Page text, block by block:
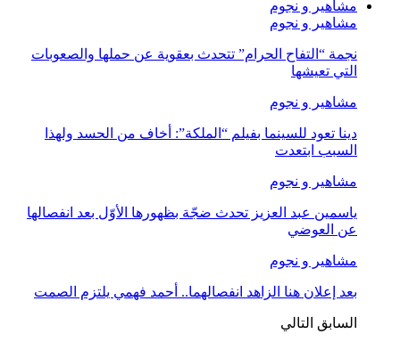
مشاهير و نجوم
مشاهير و نجوم
نجمة “التفاح الحرام” تتحدث بعقوية عن حملها والصعوبات
التي تعيشها
مشاهير و نجوم
دينا تعود للسينما بفيلم “الملكة”: أخاف من الحسد ولهذا
السبب ابتعدت
مشاهير و نجوم
ياسمين عبد العزيز تحدث ضجّة بظهورها الأوّل بعد انفصالها
عن العوضي
مشاهير و نجوم
بعد إعلان هنا الزاهد انفصالهما.. أحمد فهمي يلتزم الصمت
السابق التالي